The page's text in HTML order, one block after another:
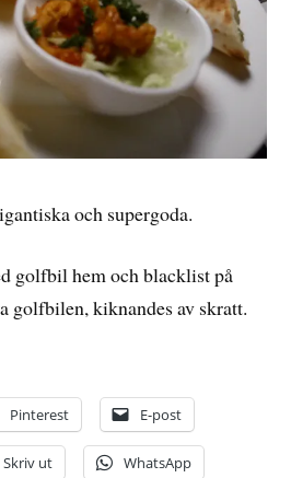
och supergoda.
golfbil hem och blacklist på
golfbilen, kiknandes av skratt.
Pinterest E-post
Skriv ut WhatsApp